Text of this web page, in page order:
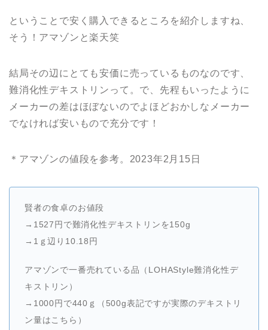
ということで安く購入できるところを紹介しますね、
そう！アマゾンと楽天笑
結局その辺にとても安価に売っているものなのです、
難消化性デキストリンって。で、先程もいったように
メーカーの差はほぼないのでよほどおかしなメーカー
でなければ安いもので充分です！
＊アマゾンの値段を参考。2023年2月15日
賢者の食卓のお値段
→1527円で難消化性デキストリンを150g
→1ｇ辺り10.18円
アマゾンで一番売れている品（ LOHAStyle難消化性デ
キストリン）
→1000円で440ｇ（500g表記ですが実際のデキストリ
ン量はこちら）